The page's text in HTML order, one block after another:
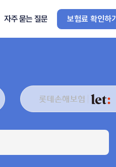
자주 묻는 질문 보험료 확인하기